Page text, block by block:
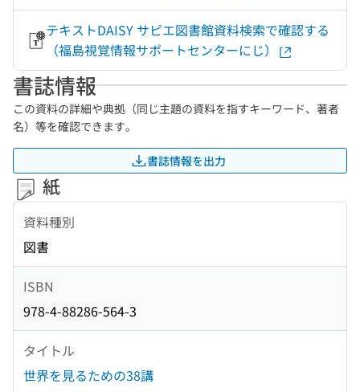
テキストDAISY サピエ図書館資料検索で確認する
（福島視覚情報サポートセンターにじ）
書誌情報
この資料の詳細や典拠（同じ主題の資料を指すキーワード、著者
名）等を確認できます。
書誌情報を出力
紙
資料種別
図書
ISBN
978-4-88286-564-3
タイトル
世界を見るための38講